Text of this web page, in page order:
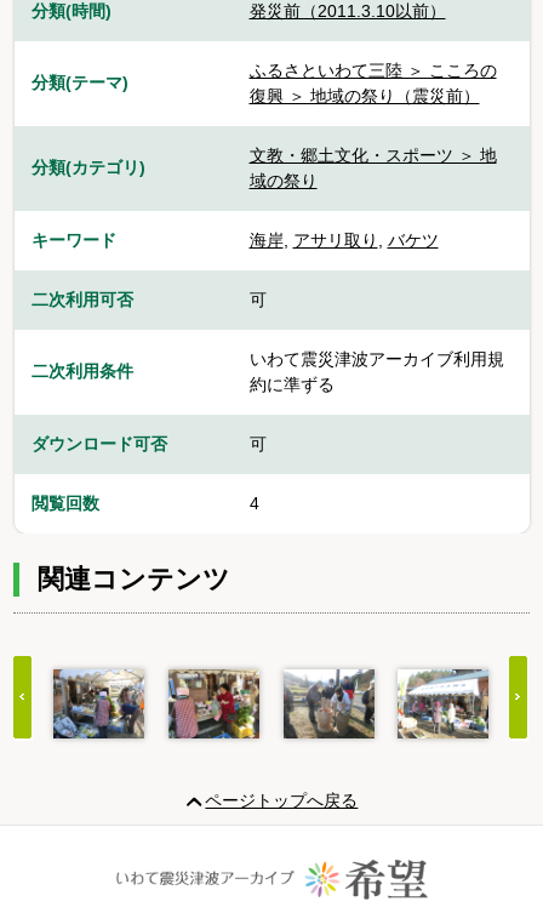
分類(時間) 発災前（2011.3.10以前）
分類(テーマ)
ふるさといわて三陸 ＞ こころの
復興 ＞ 地域の祭り（震災前）
分類(カテゴリ)
文教・郷土文化・スポーツ ＞ 地
域の祭り
キーワード 海岸, アサリ取り , バケツ
二次利用可否 可
二次利用条件
いわて震災津波アーカイブ利用規
約に準ずる
ダウンロード可否 可
閲覧回数 4
関連コンテンツ
20
ページトップへ戻る